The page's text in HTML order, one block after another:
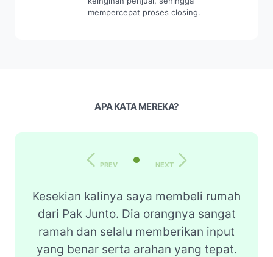
mempercepat proses closing.
APA KATA MEREKA?
PREV NEXT
Kesekian kalinya saya membeli rumah
dari Pak Junto. Dia orangnya sangat
ramah dan selalu memberikan input
yang benar serta arahan yang tepat.